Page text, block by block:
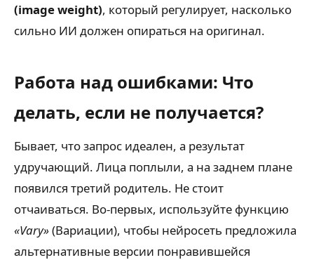
(image weight), который регулирует, насколько
сильно ИИ должен опираться на оригинал.
Работа над ошибками: Что
делать, если не получается?
Бывает, что запрос идеален, а результат
удручающий. Лица поплыли, а на заднем плане
появился третий родитель. Не стоит
отчаиваться. Во-первых, используйте функцию
«Vary»(Вариации), чтобы нейросеть предложила
альтернативные версии понравившейся